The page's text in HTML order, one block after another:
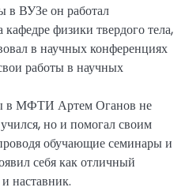
в ВУЗе он работал
кафедре физики твердого тела,
в научных конференциях
работы в научных
в МФТИ Артем Оганов не
но и помогал своим
обучающие семинары и
себя как отличный
наставник.